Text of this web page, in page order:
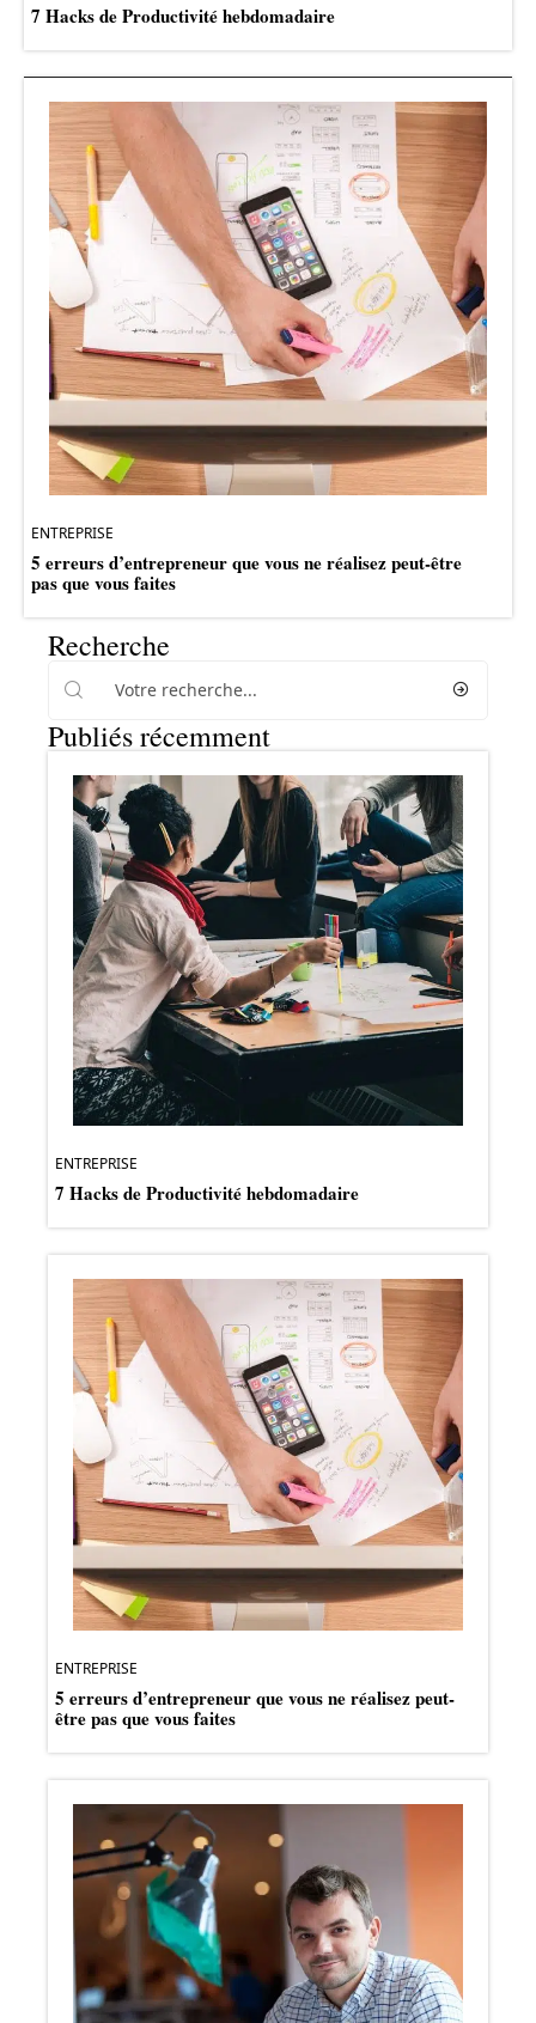
7 Hacks de Productivité hebdomadaire
ENTREPRISE
5 erreurs d’entrepreneur que vous ne réalisez peut-être
pas que vous faites
Recherche
Publiés récemment
ENTREPRISE
7 Hacks de Productivité hebdomadaire
ENTREPRISE
5 erreurs d’entrepreneur que vous ne réalisez peut-
être pas que vous faites